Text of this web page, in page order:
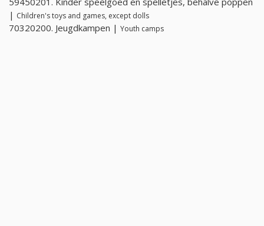
| Children's toys and games, except dolls
70320200. Jeugdkampen | Youth camps